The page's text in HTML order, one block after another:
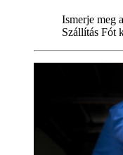
Ismerje meg
Szállítás Fót